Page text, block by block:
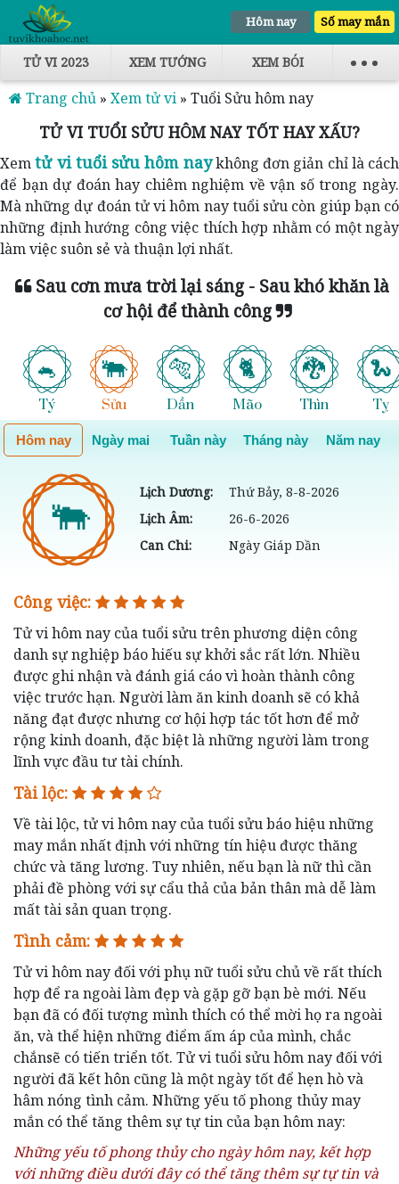
Hôm nay Số may mắn
TỬ VI 2023 XEM TƯỚNG XEM BÓI
Trang chủ » Xem tử vi » Tuổi Sửu hôm nay
TỬ VI TUỔI SỬU HÔM NAY TỐT HAY XẤU?
Xemtử vi tuổi sửu hôm naykhông đơn giản chỉ là cách
để bạn dự đoán hay chiêm nghiệm về vận số trong ngày.
Mà những dự đoán tử vi hôm nay tuổi sửu còn giúp bạn có
những định hướng công việc thích hợp nhằm có một ngày
làm việc suôn sẻ và thuận lợi nhất.
Sau cơn mưa trời lại sáng - Sau khó khăn là
cơ hội để thành công
🐁
Tý
🐃
Sửu
🐅
Dần
🐈
Mão
🐉
Thìn
🐍
Tỵ
Hôm nay Ngày mai Tuần này Tháng này Năm nay
🐃 Lịch Dương:
Thứ Bảy, 8-8-2026
Lịch Âm:
26-6-2026
Can Chi:
Ngày Giáp Dần
Công việc:
Tử vi hôm nay của tuổi sửu trên phương diện công
danh sự nghiệp báo hiếu sự khởi sắc rất lớn. Nhiều
được ghi nhận và đánh giá cáo vì hoàn thành công
việc trước hạn. Người làm ăn kinh doanh sẽ có khả
năng đạt được nhưng cơ hội hợp tác tốt hơn để mở
rộng kinh doanh, đặc biệt là những người làm trong
lĩnh vực đầu tư tài chính.
Tài lộc:
Về tài lộc, tử vi hôm nay của tuổi sửu báo hiệu những
may mắn nhất định với những tín hiệu được thăng
chức và tăng lương. Tuy nhiên, nếu bạn là nữ thì cần
phải đề phòng với sự cẩu thả của bản thân mà dễ làm
mất tài sản quan trọng.
Tình cảm:
Tử vi hôm nay đối với phụ nữ tuổi sửu chủ về rất thích
hợp để ra ngoài làm đẹp và gặp gỡ bạn bè mới. Nếu
bạn đã có đối tượng mình thích có thể mời họ ra ngoài
ăn, và thể hiện những điểm ấm áp của mình, chắc
chắnsẽ có tiến triển tốt. Tử vi tuổi sửu hôm nay đối với
người đã kết hôn cũng là một ngày tốt để hẹn hò và
hâm nóng tình cảm. Những yếu tố phong thủy may
mắn có thể tăng thêm sự tự tin của bạn hôm nay:
Những yếu tố phong thủy cho ngày hôm nay, kết hợp
với những điều dưới đây có thể tăng thêm sự tự tin và